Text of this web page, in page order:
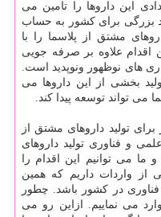
این داروها را تامین می
بزرگی برای كشور به حساب
۶۰ درصد از داروهای مشتق از پلاسما را با
اقدام علاوه بر صرفه جویی
های نوظهور ونوپدید است.
بخشی از این داروها می
می تواند توسعه پیدا كند.
تولید داروهای مشتق از
و فناوری تولید داروهای
می توانیم این اقدام را
از واردات داریم كه همین
در كشور باشد. چطور
می نماییم. ازاین رو می